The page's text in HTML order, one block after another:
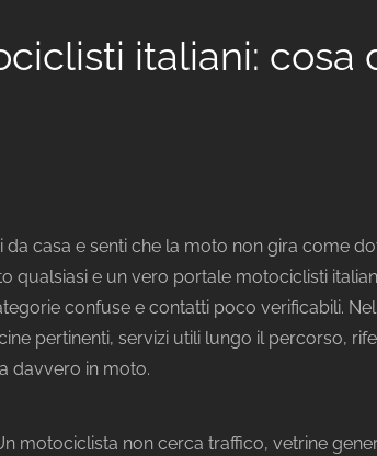
italiani: cosa
casa e senti che la moto non gira come
qualsiasi e un vero portale motociclisti
confuse e contatti poco verificabili.
pertinenti, servizi utili lungo il percorso,
davvero in moto.
motociclista non cerca traffico, vetrine